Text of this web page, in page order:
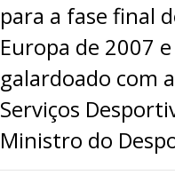
para a fase final
Europa de 2007
galardoado com
Serviços
Ministro do